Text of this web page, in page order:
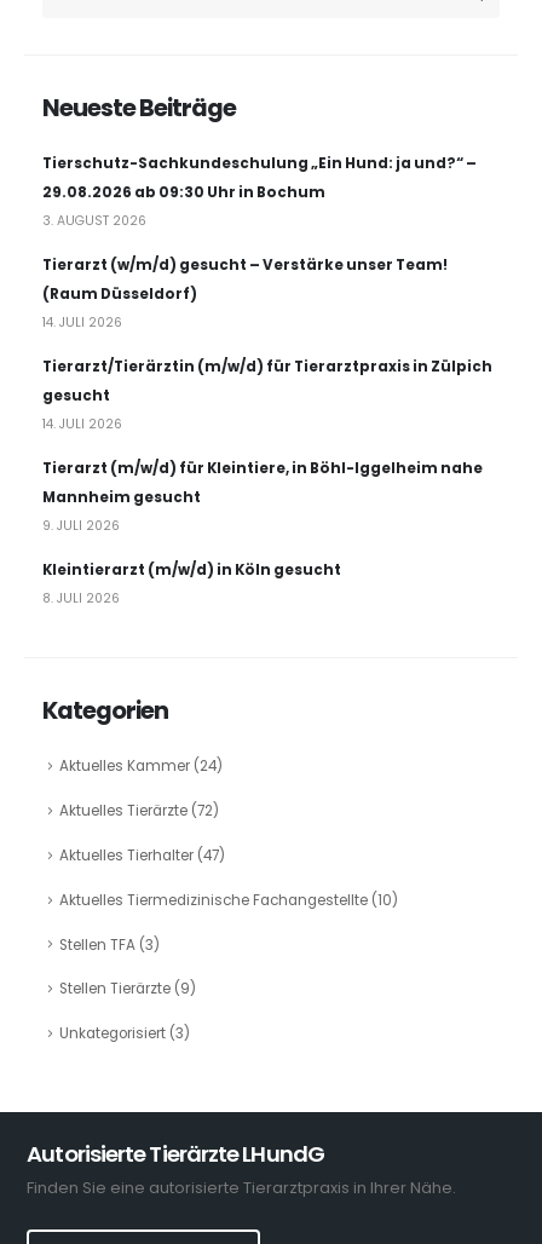
Neueste Beiträge
Tierschutz-Sachkundeschulung „Ein Hund: ja und?“ –
29.08.2026 ab 09:30 Uhr in Bochum
3. AUGUST 2026
Tierarzt (w/m/d) gesucht – Verstärke unser Team!
(Raum Düsseldorf)
14. JULI 2026
Tierarzt/Tierärztin (m/w/d) für Tierarztpraxis in Zülpich
gesucht
14. JULI 2026
Tierarzt (m/w/d) für Kleintiere, in Böhl-Iggelheim nahe
Mannheim gesucht
9. JULI 2026
Kleintierarzt (m/w/d) in Köln gesucht
8. JULI 2026
Kategorien
Aktuelles Kammer(24)
Aktuelles Tierärzte(72)
Aktuelles Tierhalter(47)
Aktuelles Tiermedizinische Fachangestellte(10)
Stellen TFA(3)
Stellen Tierärzte(9)
Unkategorisiert(3)
Autorisierte Tierärzte LHundG
Finden Sie eine autorisierte Tierarztpraxis in Ihrer Nähe.